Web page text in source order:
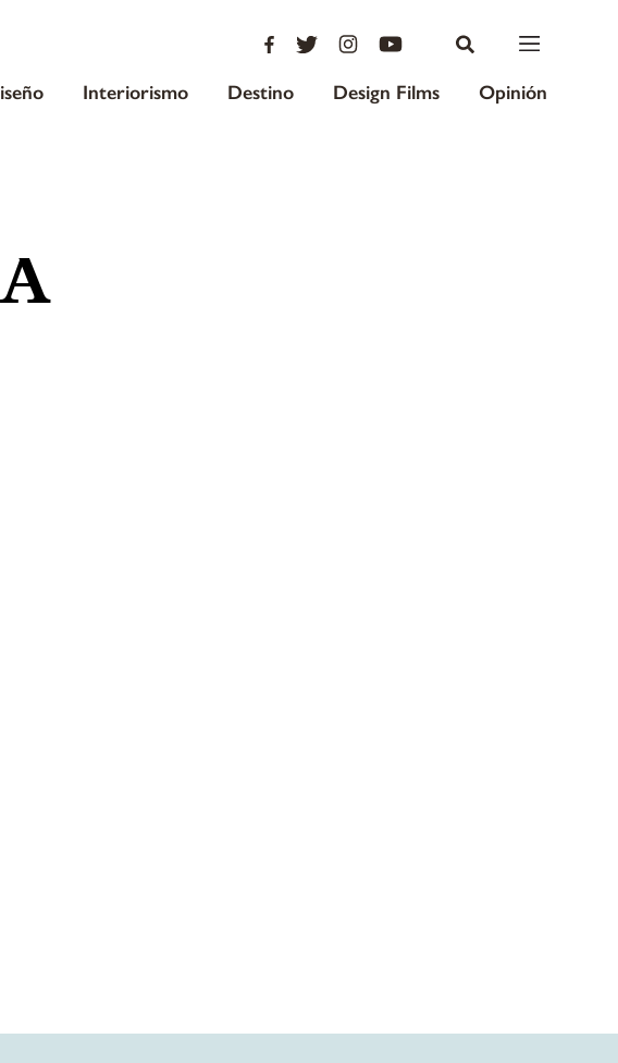
Interiorismo Destino Design Films Opinión